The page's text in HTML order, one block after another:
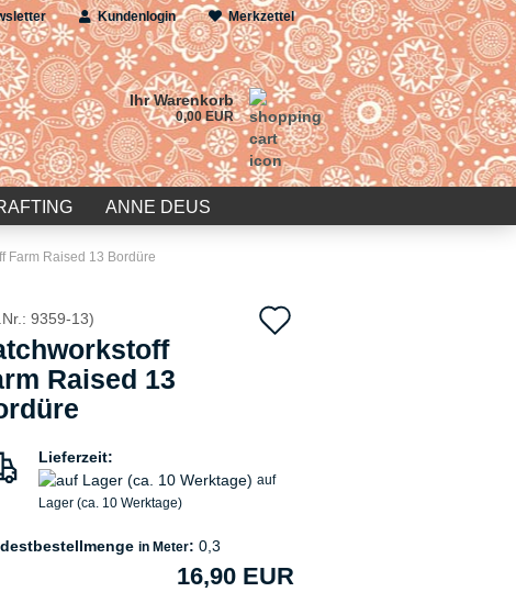
Kundenlogin Merkzettel
Ihr Warenkorb
0,00 EUR
ANNE DEUS
Farm Raised 13 Bordüre
9359-13)
Raised 13
Lieferzeit:
auf
Lager (ca. 10 Werktage)
in Meter: 0,3
16,90 EUR